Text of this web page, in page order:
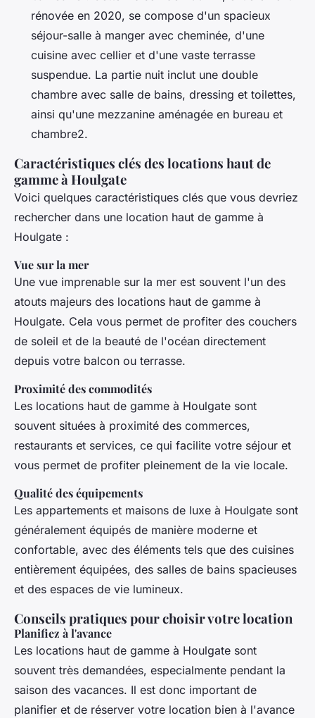
rénovée en 2020, se compose d'un spacieux
séjour-salle à manger avec cheminée, d'une
cuisine avec cellier et d'une vaste terrasse
suspendue. La partie nuit inclut une double
chambre avec salle de bains, dressing et toilettes,
ainsi qu'une mezzanine aménagée en bureau et
chambre2.
Caractéristiques clés des locations haut de
gamme à Houlgate
Voici quelques caractéristiques clés que vous devriez
rechercher dans une location haut de gamme à
Houlgate :
Vue sur la mer
Une vue imprenable sur la mer est souvent l'un des
atouts majeurs des locations haut de gamme à
Houlgate. Cela vous permet de profiter des couchers
de soleil et de la beauté de l'océan directement
depuis votre balcon ou terrasse.
Proximité des commodités
Les locations haut de gamme à Houlgate sont
souvent situées à proximité des commerces,
restaurants et services, ce qui facilite votre séjour et
vous permet de profiter pleinement de la vie locale.
Qualité des équipements
Les appartements et maisons de luxe à Houlgate sont
généralement équipés de manière moderne et
confortable, avec des éléments tels que des cuisines
entièrement équipées, des salles de bains spacieuses
et des espaces de vie lumineux.
Conseils pratiques pour choisir votre location
Planifiez à l'avance
Les locations haut de gamme à Houlgate sont
souvent très demandées, especialmente pendant la
saison des vacances. Il est donc important de
planifier et de réserver votre location bien à l'avance